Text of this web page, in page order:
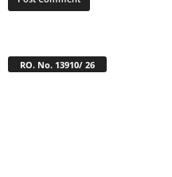
RO. No. 13910/ 26